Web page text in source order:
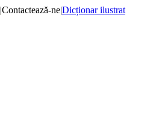
|Contactează-ne|Dicționar ilustrat